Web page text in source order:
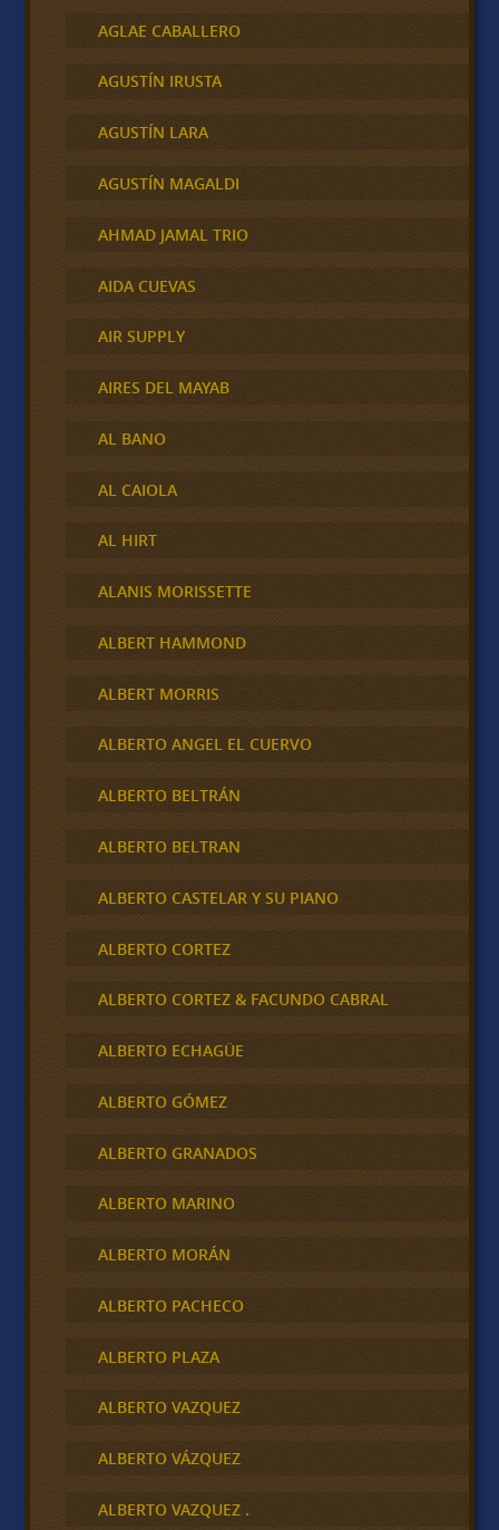
AGLAE CABALLERO
AGUSTÍN IRUSTA
AGUSTÍN LARA
AGUSTÍN MAGALDI
AHMAD JAMAL TRIO
AIDA CUEVAS
AIR SUPPLY
AIRES DEL MAYAB
AL BANO
AL CAIOLA
AL HIRT
ALANIS MORISSETTE
ALBERT HAMMOND
ALBERT MORRIS
ALBERTO ANGEL EL CUERVO
ALBERTO BELTRÁN
ALBERTO BELTRAN
ALBERTO CASTELAR Y SU PIANO
ALBERTO CORTEZ
ALBERTO CORTEZ & FACUNDO CABRAL
ALBERTO ECHAGÜE
ALBERTO GÓMEZ
ALBERTO GRANADOS
ALBERTO MARINO
ALBERTO MORÁN
ALBERTO PACHECO
ALBERTO PLAZA
ALBERTO VAZQUEZ
ALBERTO VÁZQUEZ
ALBERTO VAZQUEZ .